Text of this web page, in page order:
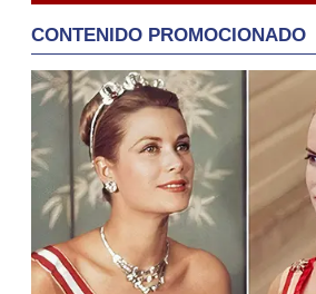
CONTENIDO PROMOCIONADO